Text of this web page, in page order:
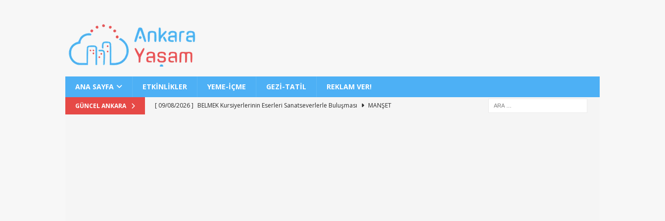
ANA SAYFA ETKINLIKLER YEME-İÇME GEZI-TATIL REKLAM VER!
GÜNCEL ANKARA [ 09/08/2026 ] BELMEK Kursiyerlerinin Eserleri Sanatseverlerle Buluşması
MANŞET